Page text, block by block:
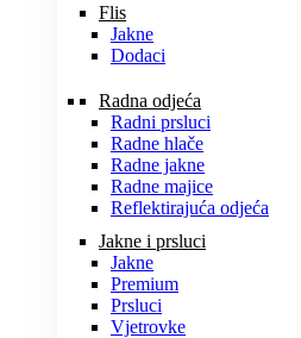
Flis
Jakne
Dodaci
Radna odjeća
Radni prsluci
Radne hlače
Radne jakne
Radne majice
Reflektirajuća odjeća
Jakne i prsluci
Jakne
Premium
Prsluci
Vjetrovke